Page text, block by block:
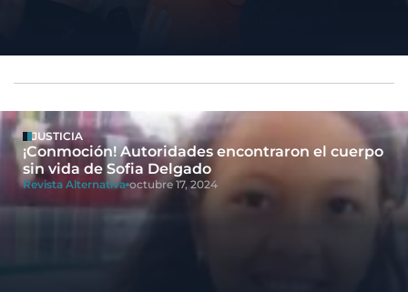
JUSTICIA
¡Conmoción! Autoridades encontraron el cuerpo
sin vida de Sofia Delgado
Revista Alternativa octubre 17, 2024